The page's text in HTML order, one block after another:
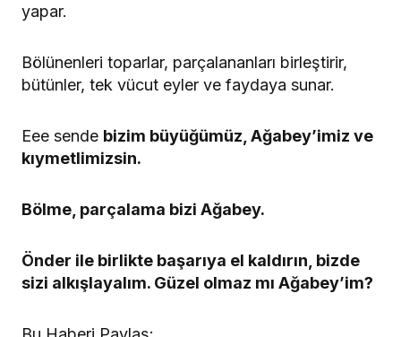
yapar.
Bölünenleri toparlar, parçalananları birleştirir,
bütünler, tek vücut eyler ve faydaya sunar.
Eee sende bizim büyüğümüz, Ağabey’imiz ve
kıymetlimizsin.
Bölme, parçalama bizi Ağabey.
Önder ile birlikte başarıya el kaldırın, bizde
sizi alkışlayalım. Güzel olmaz mı Ağabey’im?